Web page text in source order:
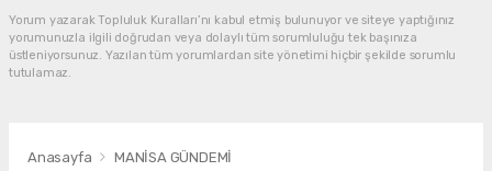
Yorum yazarak Topluluk Kuralları’nı kabul etmiş bulunuyor ve siteye yaptığınız
yorumunuzla ilgili doğrudan veya dolaylı tüm sorumluluğu tek başınıza
üstleniyorsunuz. Yazılan tüm yorumlardan site yönetimi hiçbir şekilde sorumlu
tutulamaz.
Anasayfa MANİSA GÜNDEMİ